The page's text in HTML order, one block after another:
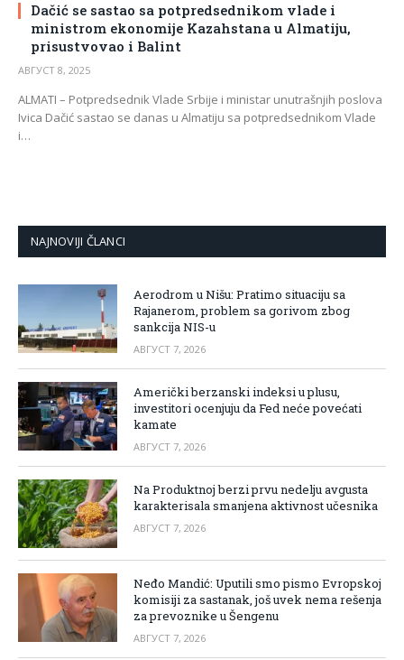
Dačić se sastao sa potpredsednikom vlade i
ministrom ekonomije Kazahstana u Almatiju,
prisustvovao i Balint
АВГУСТ 8, 2025
ALMATI – Potpredsednik Vlade Srbije i ministar unutrašnjih poslova
Ivica Dačić sastao se danas u Almatiju sa potpredsednikom Vlade
i…
NAJNOVIJI ČLANCI
Aerodrom u Nišu: Pratimo situaciju sa
Rajanerom, problem sa gorivom zbog
sankcija NIS-u
АВГУСТ 7, 2026
Američki berzanski indeksi u plusu,
investitori ocenjuju da Fed neće povećati
kamate
АВГУСТ 7, 2026
Na Produktnoj berzi prvu nedelju avgusta
karakterisala smanjena aktivnost učesnika
АВГУСТ 7, 2026
Neđo Mandić: Uputili smo pismo Evropskoj
komisiji za sastanak, još uvek nema rešenja
za prevoznike u Šengenu
АВГУСТ 7, 2026